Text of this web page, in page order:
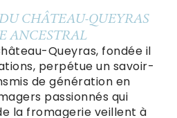
CHÂTEAU-QUEYRAS
ANCESTRAL
Queyras, fondée il
perpétue un savoir-
de génération en
passionnés qui
la fromagerie veillent à